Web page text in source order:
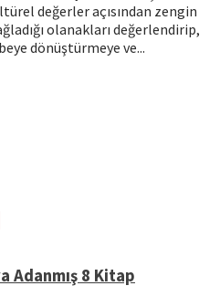
değerler açısından zengin
olanakları değerlendirip,
dönüştürmeye ve...
Adanmış 8 Kitap